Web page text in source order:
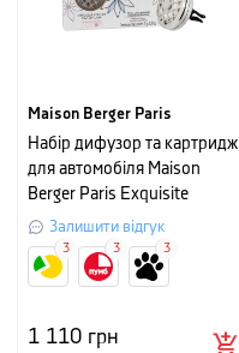
Maison Berger Paris
Набір дифузор та картридж
для автомобіля Maison
Berger Paris Exquisite
Sparkle
Залишити відгук
1 110 грн
3 3 3